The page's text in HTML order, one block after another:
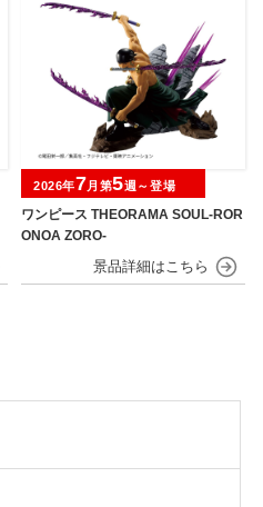
ワンピース THEORAMA SOUL-ROR
ONOA ZORO-
2026年7月第5週～登場